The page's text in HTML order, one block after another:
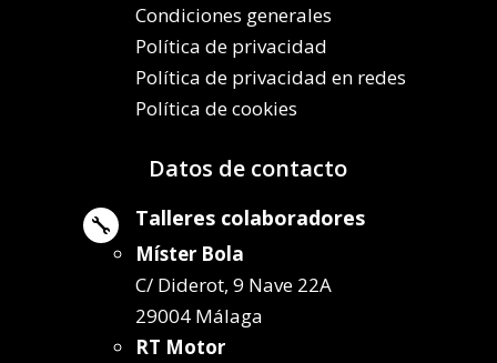
Condiciones generales
Política de privacidad
Política de privacidad en redes
Política de cookies
Datos de contacto
 Talleres colaboradores
Míster Bola
C/ Diderot, 9 Nave 22A
29004 Málaga
RT Motor